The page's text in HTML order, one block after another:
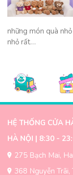
những món quà
nhỏ rất…
HỆ THỐNG CỬA
HÀ NỘI | 8:30 -
275 Bạch Mai,
368 Nguyễn